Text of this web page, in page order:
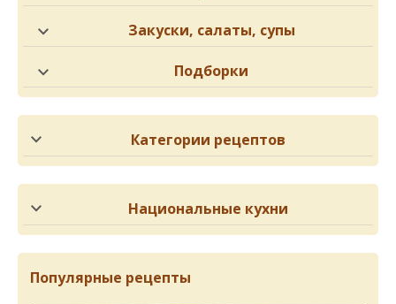
Закуски, салаты, супы
Подборки
Категории рецептов
Национальные кухни
Популярные рецепты